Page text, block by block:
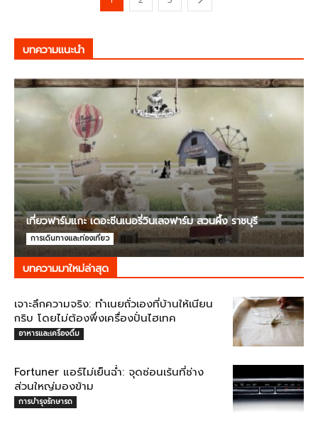
บทความแนะนำ
เที่ยวฟาร์มแกะ เดอะซีนเนอรี่วินเลจฟาร์ม สวนผึ้ง ราชบุรี
การเดินทางและท่องเที่ยว
บทความมาใหม่ล่าสุด
เจาะลึกความจริง: ทำเนยถั่วเองที่บ้านให้เนียน
กริบ โดยไม่ต้องพึ่งเครื่องปั่นไฮเทค
อาหารและเครื่องดื่ม
Fortuner แอร์ไม่เย็นฉ่ำ: จุดซ่อนเร้นที่ช่าง
ส่วนใหญ่มองข้าม
การบำรุงรักษารถ